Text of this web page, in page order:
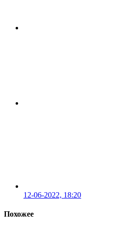
12-06-2022, 18:20
Похожее